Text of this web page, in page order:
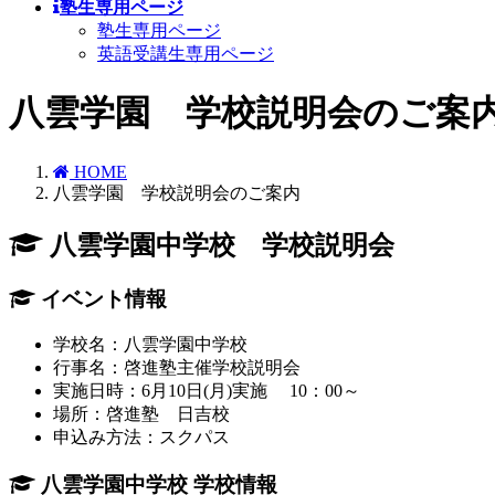
塾生専用ページ
塾生専用ページ
英語受講生専用ページ
八雲学園 学校説明会のご案
HOME
八雲学園 学校説明会のご案内
八雲学園中学校 学校説明会
イベント情報
学校名：八雲学園中学校
行事名：啓進塾主催学校説明会
実施日時：6月10日(月)実施 10：00～
場所：啓進塾 日吉校
申込み方法：スクパス
八雲学園中学校 学校情報